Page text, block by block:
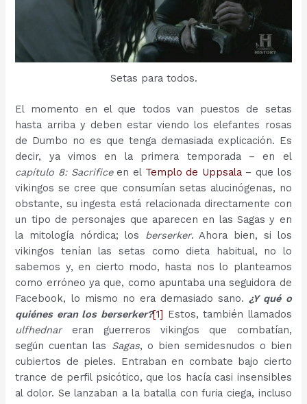
Setas para todos.
El momento en el que todos van puestos de setas
hasta arriba y deben estar viendo los elefantes rosas
de Dumbo no es que tenga demasiada explicación. Es
decir, ya vimos en la primera temporada – en el
capítulo 8: Sacrificeen el Templo de Uppsala– que los
vikingos se cree que consumían setas alucinógenas, no
obstante, su ingesta está relacionada directamente con
un tipo de personajes que aparecen en las Sagas y en
la mitología nórdica; los berserker. Ahora bien, si los
vikingos tenían las setas como dieta habitual, no lo
sabemos y, en cierto modo, hasta nos lo planteamos
como erróneo ya que, como apuntaba una seguidora de
Facebook, lo mismo no era demasiado sano.¿Y qué o
quiénes eran los berserker?[1] Estos, también llamados
ulfhednareran guerreros vikingos que combatían,
según cuentan las Sagas, o bien semidesnudos o bien
cubiertos de pieles. Entraban en combate bajo cierto
trance de perfil psicótico, que los hacía casi insensibles
al dolor. Se lanzaban a la batalla con furia ciega, incluso